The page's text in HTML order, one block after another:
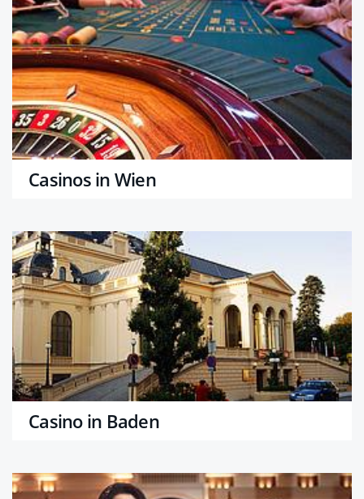
Casinos in Wien
Casino in Baden